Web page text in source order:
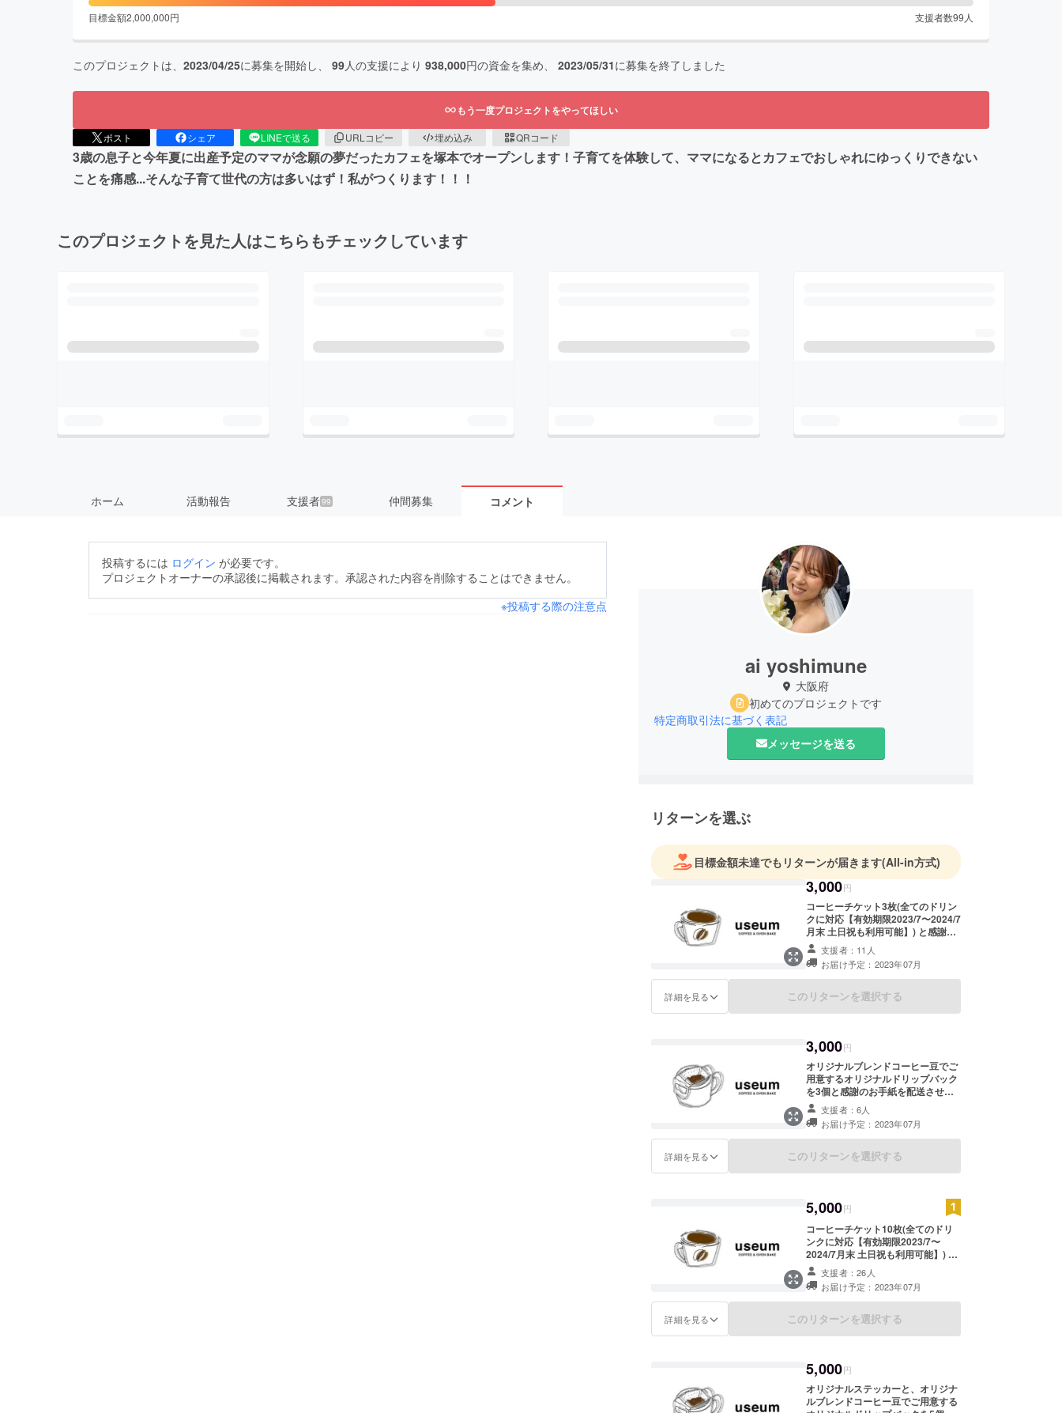
目標金額2,000,000円 支援者数99 人
このプロジェクトは、 2023/04/25に募集を開始し、 99人の支援により 938,000円の資金を集め、 2023/05/31に募集を終了しました
もう一度プロジェクトをやってほしい
ポスト シェア LINEで送る URLコピー 埋め込み QRコード
3歳の息子と今年夏に出産予定のママが念願の夢だったカフェを塚本でオープンします！子育てを体験して、ママになるとカフェでおしゃれにゆっくりできない
ことを痛感...そんな子育て世代の方は多いはず！私がつくります！！！
このプロジェクトを見た人はこちらもチェックしています
ホーム 活動報告 支援者99 仲間募集 コメント
投稿するには ログイン が必要です。
プロジェクトオーナーの承認後に掲載されます。承認された内容を削除することはできません。
※投稿する際の注意点
ai yoshimune
大阪府
初めてのプロジェクトです
特定商取引法に基づく表記
メッセージを送る
リターンを選ぶ
目標金額未達でもリターンが届きます(All-in方式)
3,000円
コーヒーチケット3枚(全てのドリン
クに対応【有効期限2023/7〜2024/7
月末 土日祝も利用可能】) と感謝の
お手紙を配送させていただきます！
支援者：11人
お届け予定：2023年07月
詳細を見る このリターンを選択する
3,000円
オリジナルブレンドコーヒー豆でご
用意するオリジナルドリップバック
を3個と感謝のお手紙を配送させて
いただきます！お湯とカップをご用
意いただくだけでお気軽にご自宅で
美味しいコーヒーが飲めます！
支援者：6人
お届け予定：2023年07月
詳細を見る このリターンを選択する
5,000円
コーヒーチケット10枚(全てのドリ
ンクに対応【有効期限2023/7〜
2024/7月末 土日祝も利用可能】) と
感謝のお手紙を配送させていただき
ます！支援者：26人
お届け予定：2023年07月
詳細を見る このリターンを選択する
5,000円
オリジナルステッカーと、オリジナ
ルブレンドコーヒー豆でご用意する